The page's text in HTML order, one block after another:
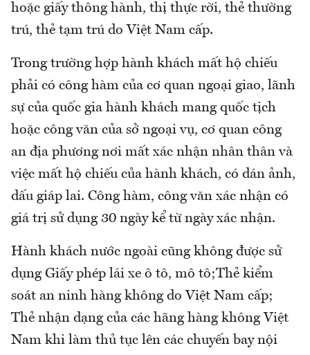
hoặc giấy thông hành, thị thực rời, thẻ thường
trú, thẻ tạm trú do Việt Nam cấp.
Trong trường hợp hành khách mất hộ chiếu
phải có công hàm của cơ quan ngoại giao, lãnh
sự của quốc gia hành khách mang quốc tịch
hoặc công văn của sở ngoại vụ, cơ quan công
an địa phương nơi mất xác nhận nhân thân và
việc mất hộ chiếu của hành khách, có dán ảnh,
dấu giáp lai. Công hàm, công văn xác nhận có
giá trị sử dụng 30 ngày kể từ ngày xác nhận.
Hành khách nước ngoài cũng không được sử
dụng Giấy phép lái xe ô tô, mô tô;Thẻ kiểm
soát an ninh hàng không do Việt Nam cấp;
Thẻ nhận dạng của các hãng hàng không Việt
Nam khi làm thủ tục lên các chuyến bay nội